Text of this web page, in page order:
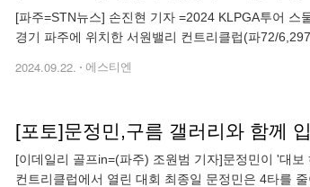
[파주=STN뉴스] 손진현 기자 =2024 KLPGA투어
경기 파주에 위치한 서원밸리 컨트리클럽(파72/
2024.09.22. 에스티엔
[포토]문정민,구름 갤러리와 함께
[이데일리 골프in=(파주) 조원범 기자]문정민이 '대
컨트리클럽에서 열린 대회 최종일 문정민은 4타를